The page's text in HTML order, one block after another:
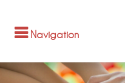
Navigation